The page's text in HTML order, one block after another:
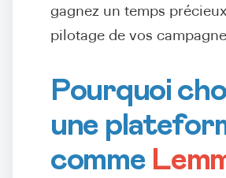
gagnez un temps
pilotage de vos
Pourquoi
une
comme